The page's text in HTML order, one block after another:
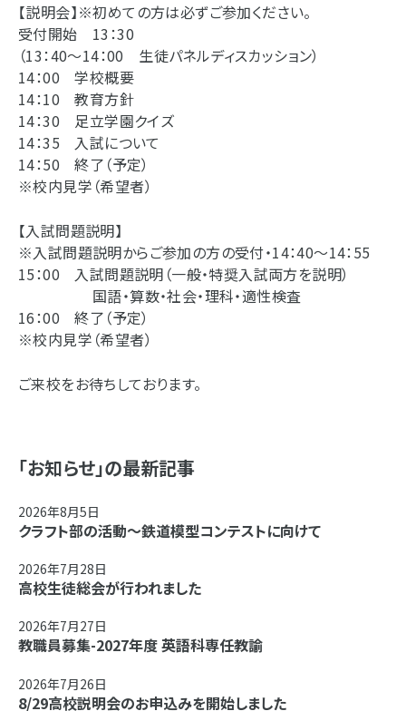
【説明会】※初めての方は必ずご参加ください。
受付開始 13：30
（13：40～14：00 生徒パネルディスカッション）
14：00 学校概要
14：10 教育方針
14：30 足立学園クイズ
14：35 入試について
14：50 終了（予定）
※校内見学（希望者）
【入試問題説明】
※入試問題説明からご参加の方の受付・14：40～14：55
15：00 入試問題説明（一般・特奨入試両方を説明）
国語・算数・社会・理科・適性検査
16：00 終了（予定）
※校内見学（希望者）
ご来校をお待ちしております。
「お知らせ」の最新記事
2026年8月5日
クラフト部の活動～鉄道模型コンテストに向けて
2026年7月28日
高校生徒総会が行われました
2026年7月27日
教職員募集-2027年度 英語科専任教諭
2026年7月26日
8/29高校説明会のお申込みを開始しました